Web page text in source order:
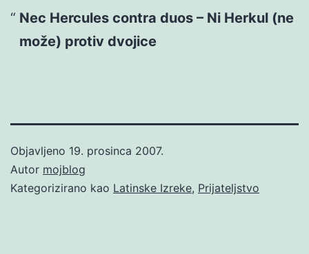
Nec Hercules contra duos – Ni Herkul (ne
može) protiv dvojice
Objavljeno 19. prosinca 2007.
Autor mojblog
Kategorizirano kao Latinske Izreke, Prijateljstvo